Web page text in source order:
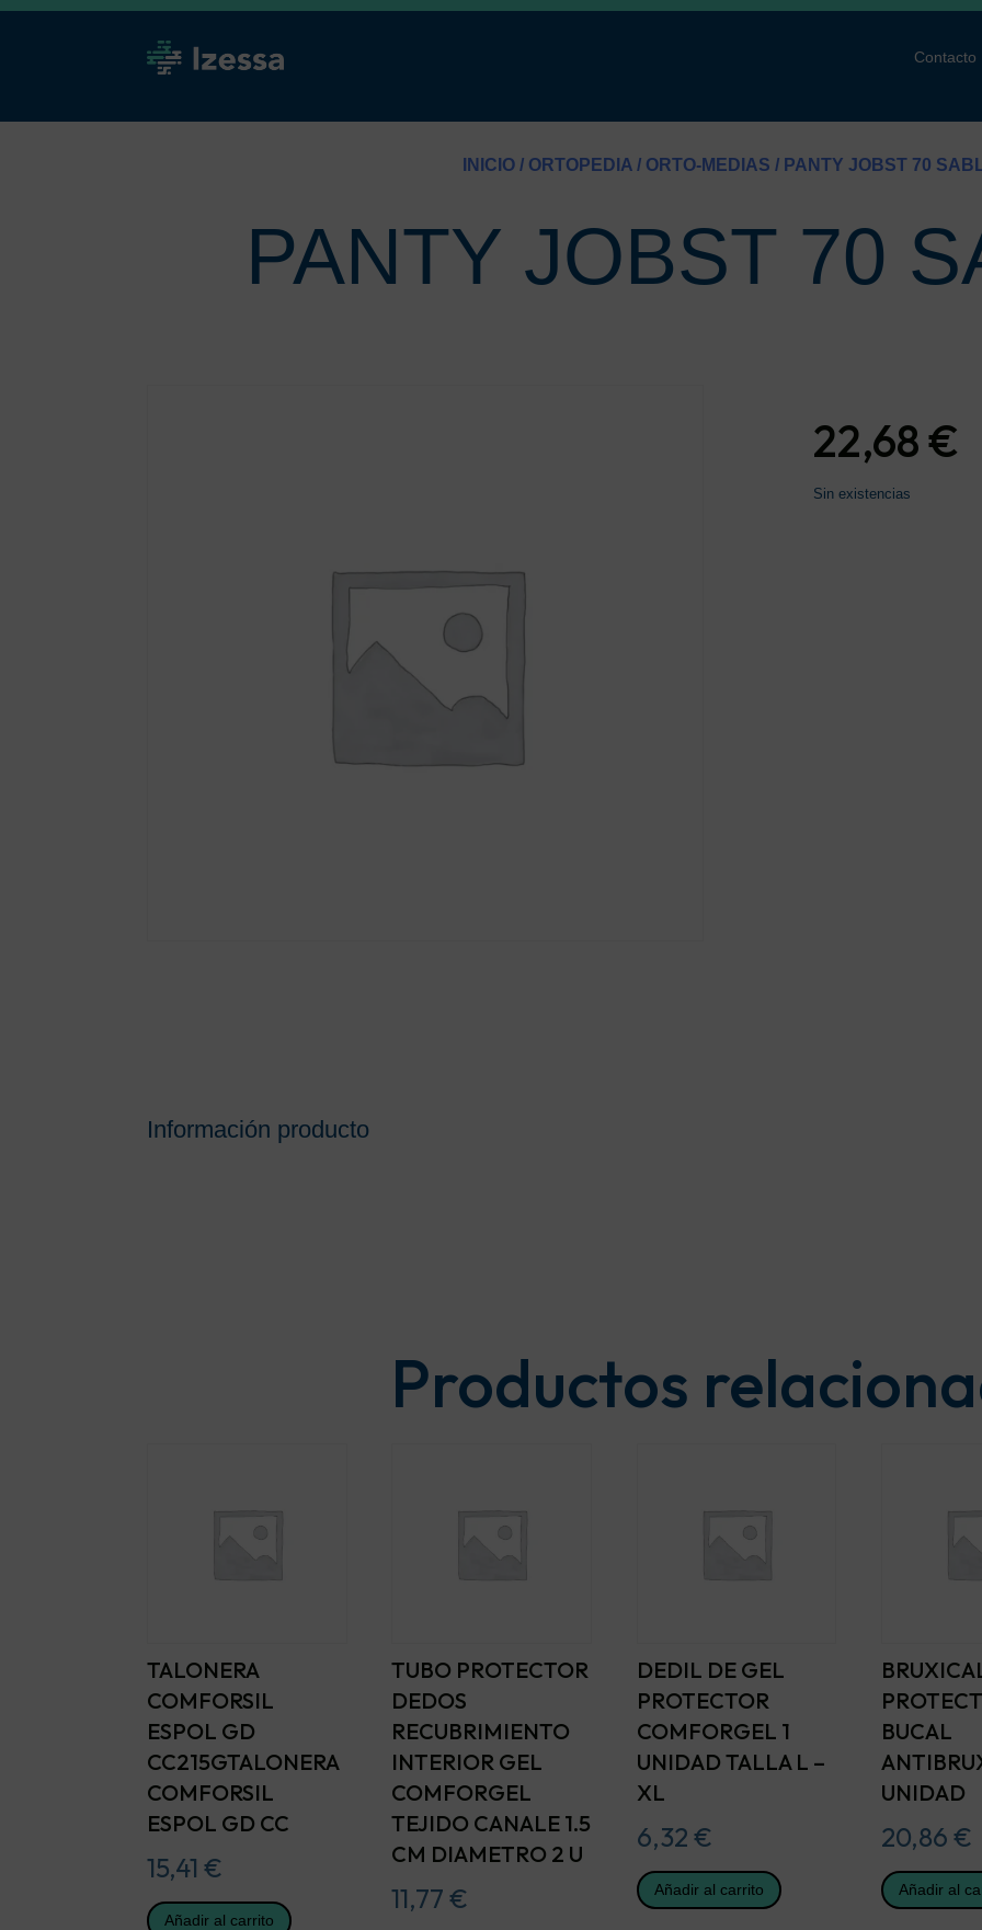
Contacto
INICIO/ ORTOPEDIA/ ORTO-MEDIAS / PANTY JOBST 70
PANTY JOBST 70
22,68€
Sin existencias
Información producto
Productos
TALONERA
COMFORSIL
ESPOL GD
CC215GTALONERA
COMFORSIL
ESPOL GD CC
15,41€
Añadir al carrito
TUBO PROTECTOR
DEDOS
RECUBRIMIENTO
INTERIOR GEL
COMFORGEL
TEJIDO CANALE 1.5
CM DIAMETRO 2 U
11,77€
DEDIL DE GEL
PROTECTOR
COMFORGEL 1
UNIDAD TALLA L –
XL
6,32 €
Añadir al carrito
BUCAL
UNIDAD
20,86 €
Añadir al